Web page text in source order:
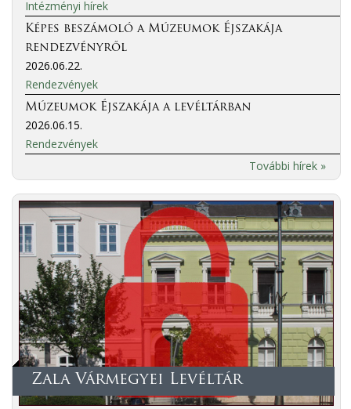
Intézményi hírek
Képes beszámoló a Múzeumok Éjszakája
rendezvényről
2026.06.22.
Rendezvények
Múzeumok Éjszakája a levéltárban
2026.06.15.
Rendezvények
További hírek »
Zala Vármegyei Levéltár